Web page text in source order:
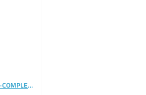
EFFİVE VİTAMİN B-COMPLEX - 60 TABLET